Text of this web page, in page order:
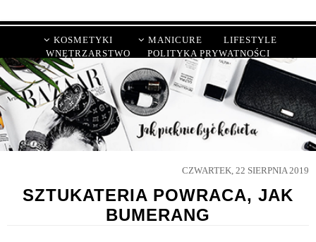
KOSMETYKI MANICURE
LIFESTYLE
WNĘTRZARSTWO
POLITYKA PRYWATNOŚCI
CZWARTEK, 22 SIERPNIA 2019
SZTUKATERIA POWRACA, JAK
BUMERANG